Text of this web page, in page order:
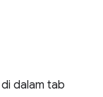
dalam tab